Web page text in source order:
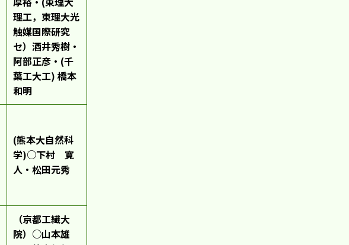
理工，東理大光
触媒国際研究
セ）酒井秀樹・
阿部正彦・(千
葉工大工) 橋本
和明
(熊本大自然科
学)○下村 寛
人・松田元秀
（京都工繊大
院）○山本雄